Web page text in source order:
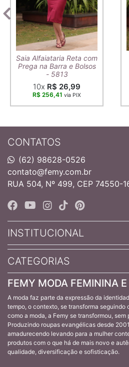
Saia Alfaiataria Reta com
Prega na Barra e Bolsos
- 5813
10x R$ 26,99
R$ 256,41 via PIX
CONTATOS
(62) 98628-0526
contato@femy.com.br
RUA 504, Nº 499, CEP 74550-
INSTITUCIONAL
CATEGORIAS
FEMY MODA FEMININA
A moda faz parte da expressão da
tempo, o contexto, se transforma seguindo
como a moda, a Femy se transformou, sem
Produzindo roupas evangélicas desde
amadurecendo levando para a mulher
produtos com o que há de mais novo e
qualidade, diversificação e sofisticação.